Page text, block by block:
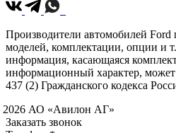
Производители автомобилей
моделей, комплектации, опции и
информация, касающаяся
информационный характер, может
437 (2) Гражданского кодекса
АО «Авилон АГ»
Заказать звонок